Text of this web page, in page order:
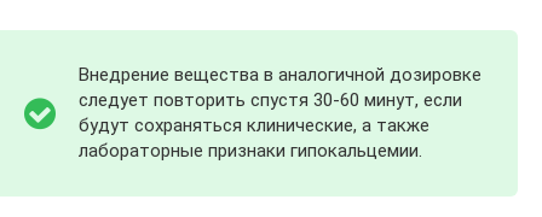
Внедрение вещества в аналогичной дозировке
следует повторить спустя 30-60 минут, если
будут сохраняться клинические, а также
лабораторные признаки гипокальцемии.